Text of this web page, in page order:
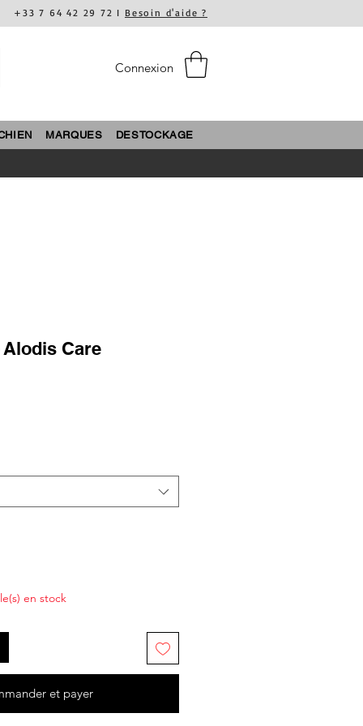
+33 7 64 42 29 72 I Besoin d'aide ?
Connexion
MARQUES DESTOCKAGE
Care
en stock
et payer